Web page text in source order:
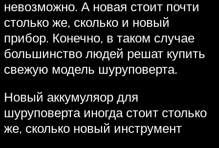
невозможно. А новая стоит почти
столько же, сколько и новый
прибор. Конечно, в таком случае
большинство людей решат купить
свежую модель шуруповерта.
Новый аккумуляор для
шуруповерта иногда стоит столько
же, сколько новый инструмент